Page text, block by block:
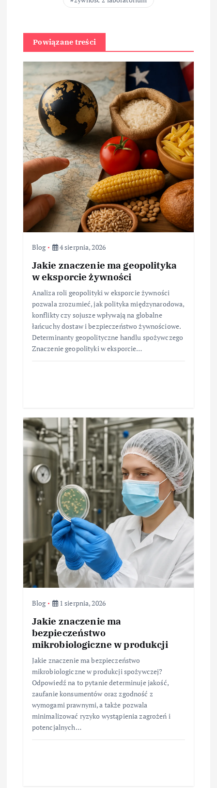
Powiązane treści
Blog 4 sierpnia, 2026
Jakie znaczenie ma geopolityka
w eksporcie żywności
Analiza roli geopolityki w eksporcie żywności
pozwala zrozumieć, jak polityka międzynarodowa,
konflikty czy sojusze wpływają na globalne
łańcuchy dostaw i bezpieczeństwo żywnościowe.
Determinanty geopolityczne handlu spożywczego
Znaczenie geopolityki w eksporcie…
Blog 1 sierpnia, 2026
Jakie znaczenie ma
bezpieczeństwo
mikrobiologiczne w produkcji
Jakie znaczenie ma bezpieczeństwo
mikrobiologiczne w produkcji spożywczej?
Odpowiedź na to pytanie determinuje jakość,
zaufanie konsumentów oraz zgodność z
wymogami prawnymi, a także pozwala
minimalizować ryzyko wystąpienia zagrożeń i
potencjalnych…